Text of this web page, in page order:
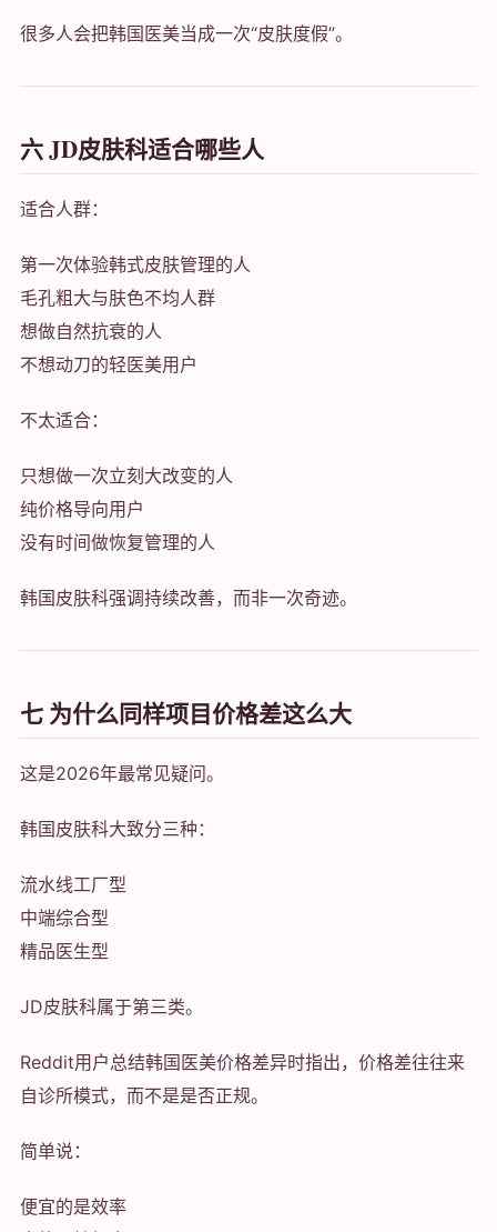
很多人会把韩国医美当成一次“皮肤度假”。
六 JD皮肤科适合哪些人
适合人群：
第一次体验韩式皮肤管理的人
毛孔粗大与肤色不均人群
想做自然抗衰的人
不想动刀的轻医美用户
不太适合：
只想做一次立刻大改变的人
纯价格导向用户
没有时间做恢复管理的人
韩国皮肤科强调持续改善，而非一次奇迹。
七 为什么同样项目价格差这么大
这是2026年最常见疑问。
韩国皮肤科大致分三种：
流水线工厂型
中端综合型
精品医生型
JD皮肤科属于第三类。
Reddit用户总结韩国医美价格差异时指出，价格差往往来
自诊所模式，而不是是否正规。
简单说：
便宜的是效率